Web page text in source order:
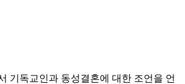
기독교인과 동성결혼에 대한 조언을 언